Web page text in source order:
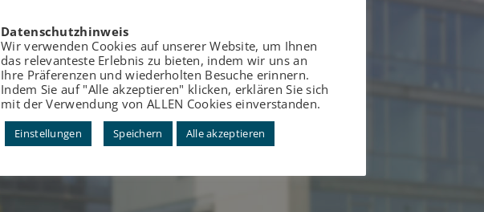
Datenschutzhinweis
Wir verwenden Cookies auf unserer Website, um Ihnen
das relevanteste Erlebnis zu bieten, indem wir uns an
Ihre Präferenzen und wiederholten Besuche erinnern.
Indem Sie auf "Alle akzeptieren" klicken, erklären Sie sich
mit der Verwendung von ALLEN Cookies einverstanden.
Einstellungen Speichern Alle akzeptieren